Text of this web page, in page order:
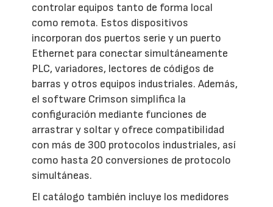
controlar equipos tanto de forma local
como remota. Estos dispositivos
incorporan dos puertos serie y un puerto
Ethernet para conectar simultáneamente
PLC, variadores, lectores de códigos de
barras y otros equipos industriales. Además,
el software Crimson simplifica la
configuración mediante funciones de
arrastrar y soltar y ofrece compatibilidad
con más de 300 protocolos industriales, así
como hasta 20 conversiones de protocolo
simultáneas.
El catálogo también incluye los medidores